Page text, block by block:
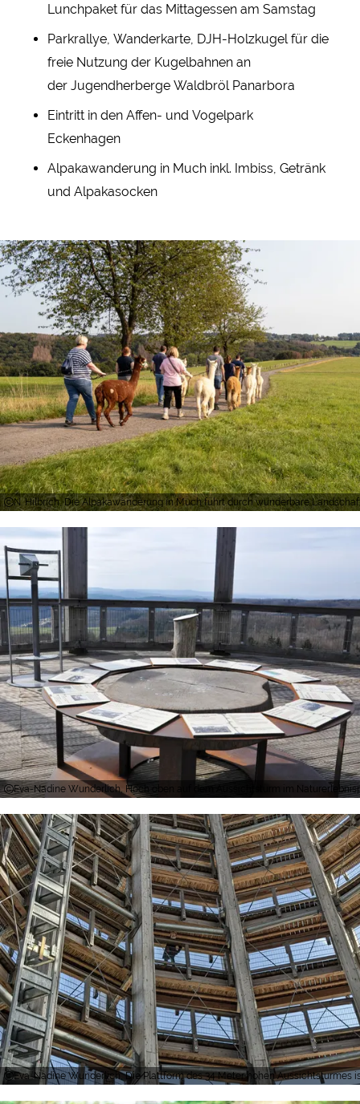
Lunchpaket für das Mittagessen am Samstag
Parkrallye, Wanderkarte, DJH-Holzkugel für die
freie Nutzung der Kugelbahnen an
der Jugendherberge Waldbröl Panarbora
Eintritt in den Affen- und Vogelpark
Eckenhagen
Alpakawanderung in Much inkl. Imbiss, Getränk
und Alpakasocken
N. Hilbrich, Die Alpakawanderung in Much führt durch wunderbare
Eva-Nadine Wunderlich, Hoch oben auf dem Aussichtsturm im
Eva-Nadine Wunderlich, Die Plattform des 34 Meter hohen Aussichtsturmes